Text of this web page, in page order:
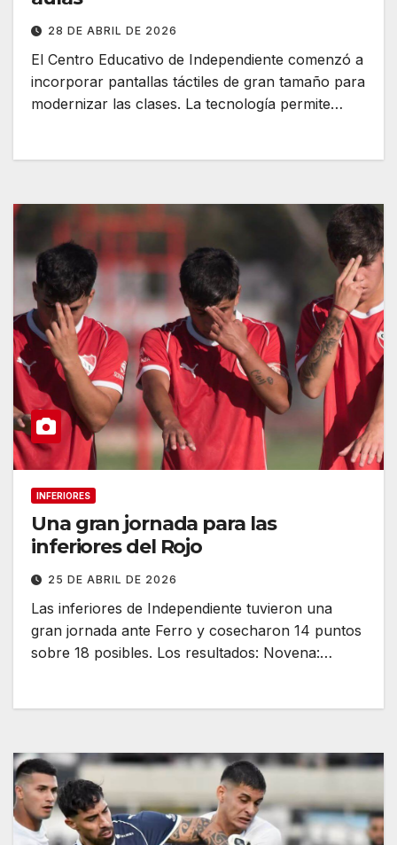
28 DE ABRIL DE 2026
El Centro Educativo de Independiente comenzó a
incorporar pantallas táctiles de gran tamaño para
modernizar las clases. La tecnología permite…
INFERIORES
Una gran jornada para las
inferiores del Rojo
25 DE ABRIL DE 2026
Las inferiores de Independiente tuvieron una
gran jornada ante Ferro y cosecharon 14 puntos
sobre 18 posibles. Los resultados: Novena:…